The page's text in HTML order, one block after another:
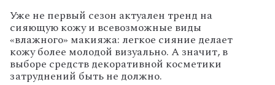
Уже не первый сезон актуален тренд на
сияющую кожу и всевозможные виды
«влажного» макияжа: легкое сияние делает
кожу более молодой визуально. А значит, в
выборе средств декоративной косметики
затруднений быть не должно.